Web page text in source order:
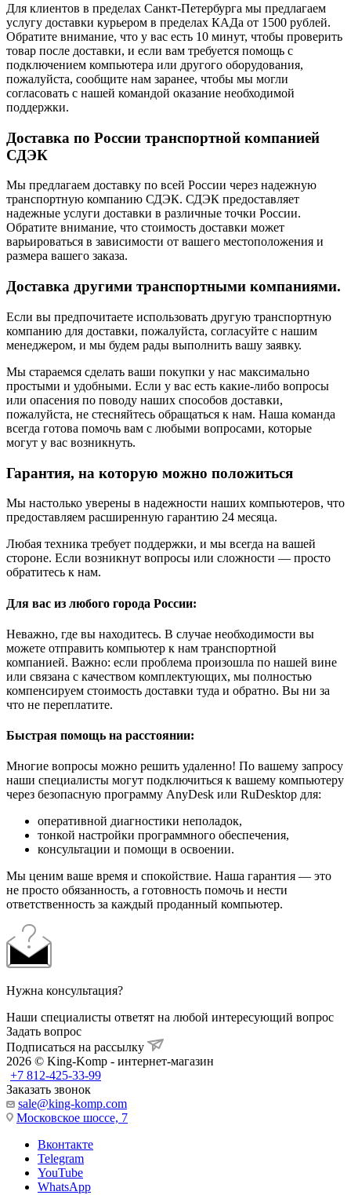
Для клиентов в пределах Санкт-Петербурга мы предлагаем
услугу доставки курьером в пределах КАДа от 1500 рублей.
Обратите внимание, что у вас есть 10 минут, чтобы проверить
товар после доставки, и если вам требуется помощь с
подключением компьютера или другого оборудования,
пожалуйста, сообщите нам заранее, чтобы мы могли
согласовать с нашей командой оказание необходимой
поддержки.
Доставка по России транспортной компанией
СДЭК
Мы предлагаем доставку по всей России через надежную
транспортную компанию СДЭК. СДЭК предоставляет
надежные услуги доставки в различные точки России.
Обратите внимание, что стоимость доставки может
варьироваться в зависимости от вашего местоположения и
размера вашего заказа.
Доставка другими транспортными компаниями.
Если вы предпочитаете использовать другую транспортную
компанию для доставки, пожалуйста, согласуйте с нашим
менеджером, и мы будем рады выполнить вашу заявку.
Мы стараемся сделать ваши покупки у нас максимально
простыми и удобными. Если у вас есть какие-либо вопросы
или опасения по поводу наших способов доставки,
пожалуйста, не стесняйтесь обращаться к нам. Наша команда
всегда готова помочь вам с любыми вопросами, которые
могут у вас возникнуть.
Гарантия, на которую можно положиться
Мы настолько уверены в надежности наших компьютеров, что
предоставляем расширенную гарантию 24 месяца.
Любая техника требует поддержки, и мы всегда на вашей
стороне. Если возникнут вопросы или сложности — просто
обратитесь к нам.
Для вас из любого города России:
Неважно, где вы находитесь. В случае необходимости вы
можете отправить компьютер к нам транспортной
компанией. Важно: если проблема произошла по нашей вине
или связана с качеством комплектующих, мы полностью
компенсируем стоимость доставки туда и обратно. Вы ни за
что не переплатите.
Быстрая помощь на расстоянии:
Многие вопросы можно решить удаленно! По вашему запросу
наши специалисты могут подключиться к вашему компьютеру
через безопасную программу AnyDesk или RuDesktop для:
оперативной диагностики неполадок,
тонкой настройки программного обеспечения,
консультации и помощи в освоении.
Мы ценим ваше время и спокойствие. Наша гарантия — это
не просто обязанность, а готовность помочь и нести
ответственность за каждый проданный компьютер.
Нужна консультация?
Наши специалисты ответят на любой интересующий вопрос
Задать вопрос
Подписаться на рассылку
2026 © King-Komp - интернет-магазин
+7 812-425-33-99
Заказать звонок
sale@king-komp.com
Московское шоссе, 7
Вконтакте
Telegram
YouTube
WhatsApp